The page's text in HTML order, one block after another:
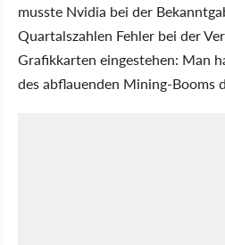
musste Nvidia bei der
Quartalszahlen Fehler bei der
Grafikkarten eingestehen: Man
des abflauenden Mining-Booms